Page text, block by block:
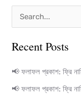
a
Recent Posts
📢 ফলাফল প্রকাশ: ফ্রি
📢 ফলাফল প্রকাশ: ফ্রি